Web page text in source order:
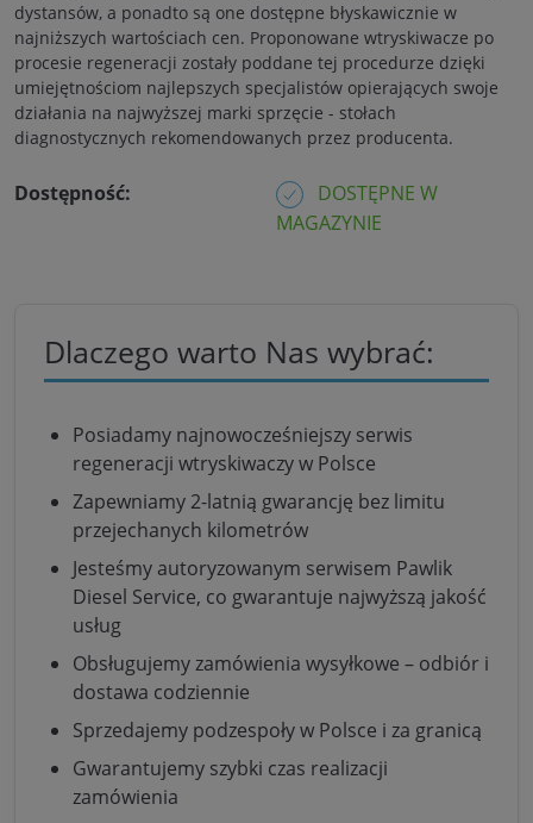
dystansów, a ponadto są one dostępne błyskawicznie w
najniższych wartościach cen. Proponowane wtryskiwacze po
procesie regeneracji zostały poddane tej procedurze dzięki
umiejętnościom najlepszych specjalistów opierających swoje
działania na najwyższej marki sprzęcie - stołach
diagnostycznych rekomendowanych przez producenta.
Dostępność:
DOSTĘPNE W
MAGAZYNIE
Dlaczego warto Nas wybrać:
Posiadamy najnowocześniejszy serwis
regeneracji wtryskiwaczy w Polsce
Zapewniamy 2-latnią gwarancję bez limitu
przejechanych kilometrów
Jesteśmy autoryzowanym serwisem Pawlik
Diesel Service, co gwarantuje najwyższą jakość
usług
Obsługujemy zamówienia wysyłkowe – odbiór i
dostawa codziennie
Sprzedajemy podzespoły w Polsce i za granicą
Gwarantujemy szybki czas realizacji
zamówienia